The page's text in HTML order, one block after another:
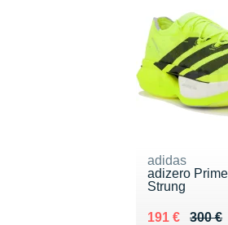
adidas
adizero
Strung
300 €
Au lieu de
191 €
Vendu 191 €